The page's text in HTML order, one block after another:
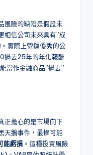
風險的缺陷是假設未
相信公司未來具有”成
實際上營運優秀的公
過去25年的年化報酬
當作金融商品”過去”
正擔心的是市場向下
天鵝事件，最慘可能
能虧損 。這種投資風險